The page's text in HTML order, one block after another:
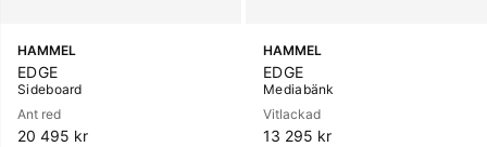
HAMMEL
EDGE
Sideboard
Ant red
20 495 kr
HAMMEL
EDGE
Mediabänk
Vitlackad
13 295 kr